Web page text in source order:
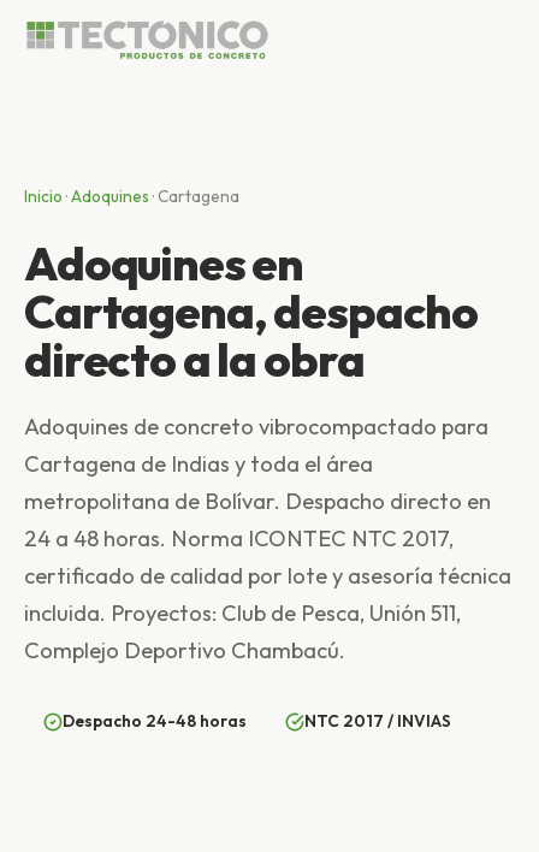
Inicio ·Adoquines · Cartagena
Adoquines en
Cartagena, despacho
directo a la obra
Adoquines de concreto vibrocompactado para
Cartagena de Indias y toda el área
metropolitana de Bolívar. Despacho directo en
24 a 48 horas. Norma ICONTEC NTC 2017,
certificado de calidad por lote y asesoría técnica
incluida. Proyectos: Club de Pesca, Unión 511,
Complejo Deportivo Chambacú.
Despacho 24-48 horas NTC 2017 / INVIAS